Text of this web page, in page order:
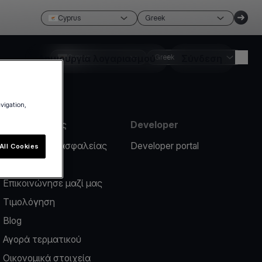
Cyprus Greek
Δημιουργία λογαριασμού
Cyprus Greek
Πληροφορίες
Περιστατικό ασφαλείας
Επικοινώνησε μαζί μας
Τιμολόγηση
Blog
Αγορά τερματικού
Οικονομικά στοιχεία
Developer
Developer portal
Cookies